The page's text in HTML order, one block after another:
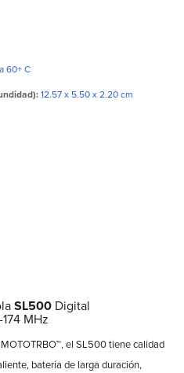
60+ C
12.57 x 5.50 x 2.20 cm
SL500 Digital
MHz
el SL500 tiene calidad
batería de larga duración,